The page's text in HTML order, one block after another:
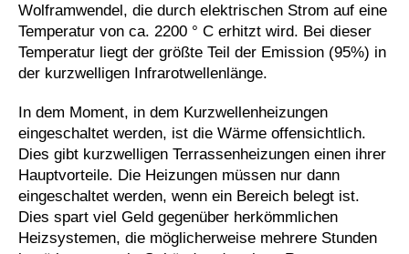
Wolframwendel, die durch elektrischen Strom auf eine
Temperatur von ca. 2200 ° C erhitzt wird. Bei dieser
Temperatur liegt der größte Teil der Emission (95%) in
der kurzwelligen Infrarotwellenlänge.
In dem Moment, in dem Kurzwellenheizungen
eingeschaltet werden, ist die Wärme offensichtlich.
Dies gibt kurzwelligen Terrassenheizungen einen ihrer
Hauptvorteile. Die Heizungen müssen nur dann
eingeschaltet werden, wenn ein Bereich belegt ist.
Dies spart viel Geld gegenüber herkömmlichen
Heizsystemen, die möglicherweise mehrere Stunden